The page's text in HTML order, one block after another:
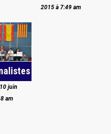
2015 à 7:49 am
juin
am